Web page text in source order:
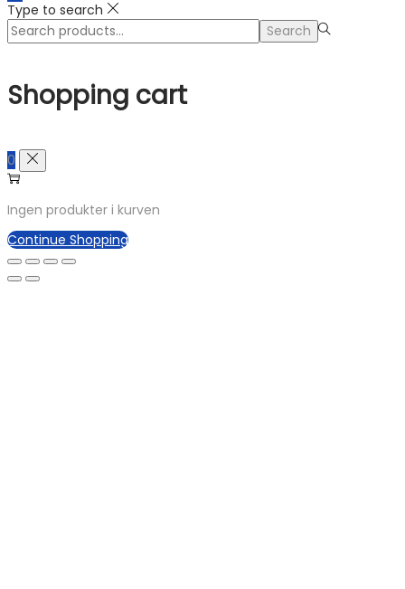
Type to search
Search
for:>
Search
Shopping cart
0
Ingen produkter i kurven
Continue Shopping